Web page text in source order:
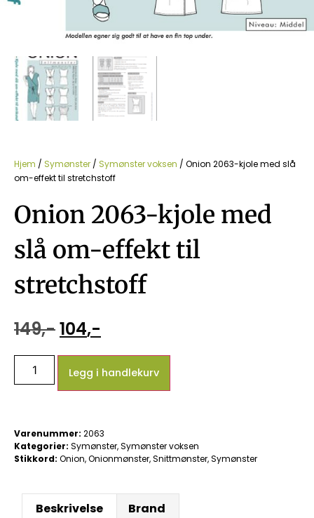
Hjem / Symønster / Symønster voksen / Onion 2063-kjole med slå
om-effekt til stretchstoff
Onion 2063-kjole med
slå om-effekt til
stretchstoff
149,-104,-
Legg i handlekurv
Varenummer: 2063
Kategorier: Symønster,Symønster voksen
Stikkord: Onion,Onionmønster,Snittmønster,Symønster
Beskrivelse Brand